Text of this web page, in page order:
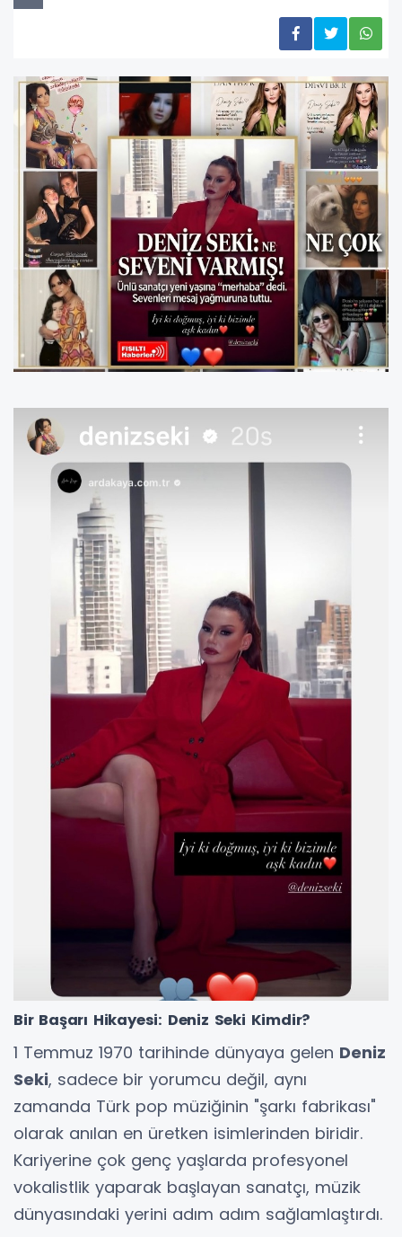
Bir Başarı Hikayesi: Deniz Seki Kimdir?
1 Temmuz 1970 tarihinde dünyaya gelen Deniz
Seki, sadece bir yorumcu değil, aynı
zamanda Türk pop müziğinin "şarkı fabrikası"
olarak anılan en üretken isimlerinden biridir.
Kariyerine çok genç yaşlarda profesyonel
vokalistlik yaparak başlayan sanatçı, müzik
dünyasındaki yerini adım adım sağlamlaştırdı.